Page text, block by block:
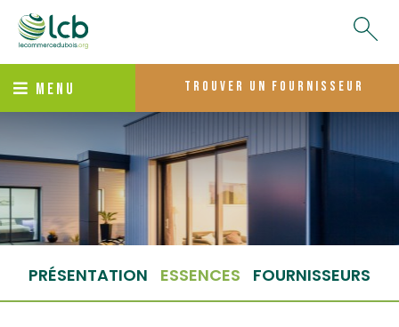
MENU trouver un fournisseur
PRÉSENTATION ESSENCES FOURNISSEURS